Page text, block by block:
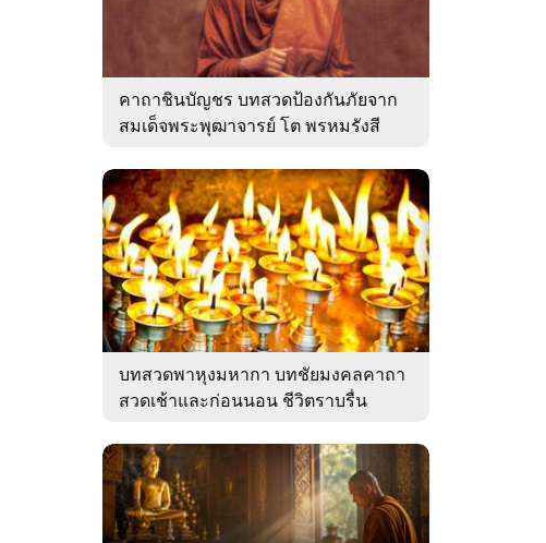
คาถาชินบัญชร บทสวดป้องกันภัยจาก
สมเด็จพระพุฒาจารย์ โต พรหมรังสี
บทสวดพาหุงมหากา บทชัยมงคลคาถา
สวดเช้าและก่อนนอน ชีวิตราบรื่น